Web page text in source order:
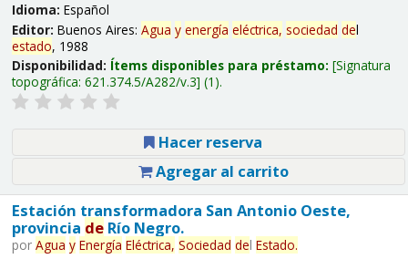
Idioma: Español
Editor: Buenos Aires: Agua y energía eléctrica, sociedad del
estado, 1988
Disponibilidad: Ítems disponibles para préstamo: Signatura
topográfica: 621.374.5/A282/v.3 (1).
Hacer reserva
Agregar al carrito
Estación transformadora San Antonio Oeste,
provincia deRío Negro.
por Agua y Energía Eléctrica, Sociedad del Estado.